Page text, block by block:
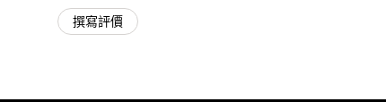
撰寫評價